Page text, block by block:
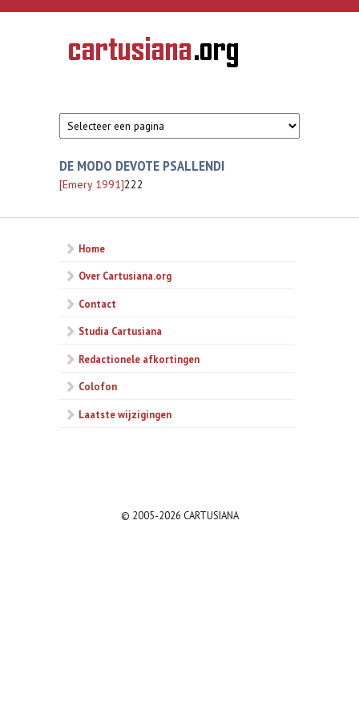
Overslaan en naar de inhoud gaan
CARTUSIANA
Geschiedenis
van de
DE MODO DEVOTE PSALLENDI
[Emery 1991]222
Home
Over Cartusiana.org
Contact
Studia Cartusiana
Redactionele afkortingen
Colofon
Laatste wijzigingen
© 2005-2026 CARTUSIANA